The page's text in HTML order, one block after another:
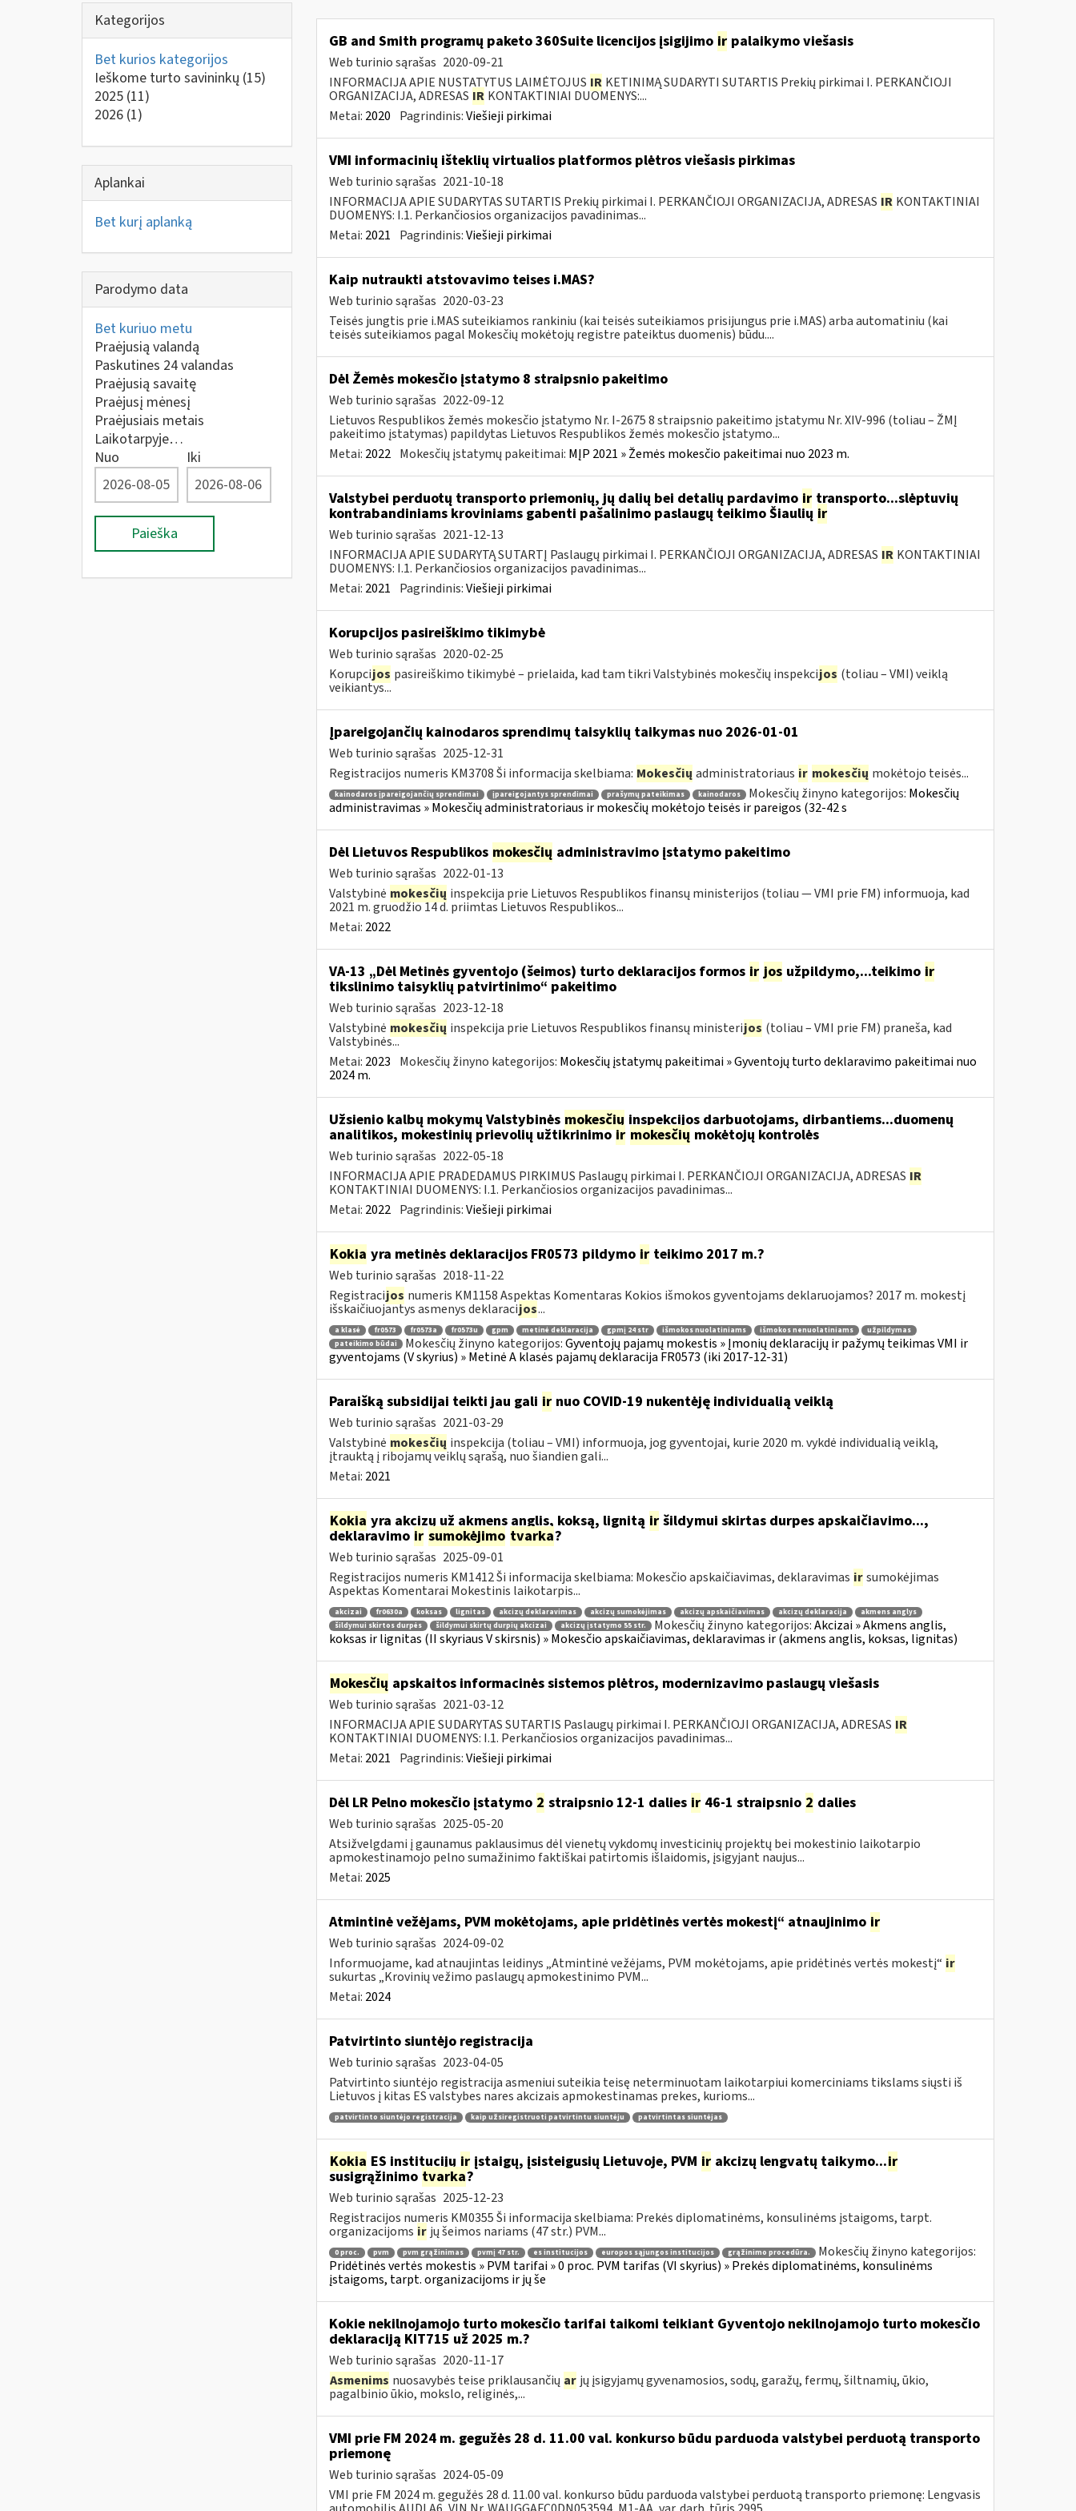
Kategorijos
Bet kurios kategorijos
Ieškome turto savininkų (15)
2025 (11)
2026 (1)
Aplankai
Bet kurį aplanką
Parodymo data
Bet kuriuo metu
Praėjusią valandą
Paskutines 24 valandas
Praėjusią savaitę
Praėjusį mėnesį
Praėjusiais metais
Laikotarpyje…
Nuo
Iki
Paieška
GB and Smith programų paketo 360Suite licencijos įsigijimo irpalaikymo viešasis
Web turinio sąrašas 2020-09-21
INFORMACIJA APIE NUSTATYTUS LAIMĖTOJUS IR KETINIMĄ SUDARYTI SUTARTIS Prekių pirkimai I. PERKANČIOJI
ORGANIZACIJA, ADRESAS IR KONTAKTINIAI DUOMENYS:...
Metai: 2020 Pagrindinis:Viešieji pirkimai
VMI informacinių išteklių virtualios platformos plėtros viešasis pirkimas
Web turinio sąrašas 2021-10-18
INFORMACIJA APIE SUDARYTAS SUTARTIS Prekių pirkimai I. PERKANČIOJI ORGANIZACIJA, ADRESAS IR KONTAKTINIAI
DUOMENYS: I.1. Perkančiosios organizacijos pavadinimas...
Metai: 2021 Pagrindinis:Viešieji pirkimai
Kaip nutraukti atstovavimo teises i.MAS?
Web turinio sąrašas 2020-03-23
Teisės jungtis prie i.MAS suteikiamos rankiniu (kai teisės suteikiamos prisijungus prie i.MAS) arba automatiniu (kai
teisės suteikiamos pagal Mokesčių mokėtojų registre pateiktus duomenis) būdu....
Dėl Žemės mokesčio įstatymo 8 straipsnio pakeitimo
Web turinio sąrašas 2022-09-12
Lietuvos Respublikos žemės mokesčio įstatymo Nr. I-2675 8 straipsnio pakeitimo įstatymu Nr. XIV-996 (toliau – ŽMĮ
pakeitimo įstatymas) papildytas Lietuvos Respublikos žemės mokesčio įstatymo...
Metai: 2022 Mokesčių įstatymų pakeitimai: MĮP 2021 » Žemės mokesčio pakeitimai nuo 2023 m.
Valstybei perduotų transporto priemonių, jų dalių bei detalių pardavimo irtransporto...slėptuvių
kontrabandiniams kroviniams gabenti pašalinimo paslaugų teikimo Šiaulių ir
Web turinio sąrašas 2021-12-13
INFORMACIJA APIE SUDARYTĄ SUTARTĮ Paslaugų pirkimai I. PERKANČIOJI ORGANIZACIJA, ADRESAS IR KONTAKTINIAI
DUOMENYS: I.1. Perkančiosios organizacijos pavadinimas...
Metai: 2021 Pagrindinis:Viešieji pirkimai
Korupcijos pasireiškimo tikimybė
Web turinio sąrašas 2020-02-25
Korupcijos pasireiškimo tikimybė – prielaida, kad tam tikri Valstybinės mokesčių inspekcijos (toliau – VMI) veiklą
veikiantys...
Įpareigojančių kainodaros sprendimų taisyklių taikymas nuo 2026-01-01
Web turinio sąrašas 2025-12-31
Registracijos numeris KM3708 Ši informacija skelbiama: Mokesčių administratoriaus ir mokesčių mokėtojo teisės...
kainodaros įpareigojančių sprendimai įpareigojantys sprendimai prašymų pateikimas kainodaros Mokesčių žinyno kategorijos: Mokesčių
administravimas » Mokesčių administratoriaus ir mokesčių mokėtojo teisės ir pareigos (32-42 s
Dėl Lietuvos Respublikos mokesčių administravimo įstatymo pakeitimo
Web turinio sąrašas 2022-01-13
Valstybinė mokesčių inspekcija prie Lietuvos Respublikos finansų ministerijos (toliau — VMI prie FM) informuoja, kad
2021 m. gruodžio 14 d. priimtas Lietuvos Respublikos...
Metai: 2022
VA-13 „Dėl Metinės gyventojo (šeimos) turto deklaracijos formos ir jos užpildymo,...teikimo ir
tikslinimo taisyklių patvirtinimo“ pakeitimo
Web turinio sąrašas 2023-12-18
Valstybinė mokesčių inspekcija prie Lietuvos Respublikos finansų ministerijos (toliau – VMI prie FM) praneša, kad
Valstybinės...
Metai: 2023 Mokesčių žinyno kategorijos: Mokesčių įstatymų pakeitimai » Gyventojų turto deklaravimo pakeitimai nuo
2024 m.
Užsienio kalbų mokymų Valstybinės mokesčiųinspekcijos darbuotojams, dirbantiems...duomenų
analitikos, mokestinių prievolių užtikrinimoir mokesčių mokėtojų kontrolės
Web turinio sąrašas 2022-05-18
INFORMACIJA APIE PRADEDAMUS PIRKIMUS Paslaugų pirkimai I. PERKANČIOJI ORGANIZACIJA, ADRESAS IR
KONTAKTINIAI DUOMENYS: I.1. Perkančiosios organizacijos pavadinimas...
Metai: 2022 Pagrindinis:Viešieji pirkimai
Kokia yra metinės deklaracijos FR0573 pildymo irteikimo 2017 m.?
Web turinio sąrašas 2018-11-22
Registracijos numeris KM1158 Aspektas Komentaras Kokios išmokos gyventojams deklaruojamos? 2017 m. mokestį
išskaičiuojantys asmenys deklaracijos...
a klasė fr0573 fr0573a fr0573u gpm metinė deklaracija gpmį 24 str išmokos nuolatiniams išmokos nenuolatiniams
užpildymas
pateikimo būdai
Mokesčių žinyno kategorijos:Gyventojų pajamų mokestis » Įmonių deklaracijų ir pažymų teikimas VMI ir
gyventojams (V skyrius) » Metinė A klasės pajamų deklaracija FR0573 (iki 2017-12-31)
Paraišką subsidijai teikti jau gali irnuo COVID-19 nukentėję individualią veiklą
Web turinio sąrašas 2021-03-29
Valstybinė mokesčių inspekcija (toliau – VMI) informuoja, jog gyventojai, kurie 2020 m. vykdė individualią veiklą,
įtrauktą į ribojamų veiklų sąrašą, nuo šiandien gali...
Metai: 2021
Kokia yra akcizų už akmens anglis, koksą, lignitą iršildymui skirtas durpes apskaičiavimo...,
deklaravimo ir sumokėjimo tvarka?
Web turinio sąrašas 2025-09-01
Registracijos numeris KM1412 Ši informacija skelbiama: Mokesčio apskaičiavimas, deklaravimas ir sumokėjimas
Aspektas Komentarai Mokestinis laikotarpis...
akcizai fr0630a koksas lignitas akcizų deklaravimas akcizų sumokėjimas akcizų apskaičiavimas akcizų deklaracija
akmens anglys
šildymui skirtos durpės
šildymui skirtų durpių akcizai akcizų įstatymo 55 str. Mokesčių žinyno kategorijos:Akcizai » Akmens anglis,
koksas ir lignitas (II skyriaus V skirsnis) » Mokesčio apskaičiavimas, deklaravimas ir (akmens anglis, koksas, lignitas)
Mokesčių apskaitos informacinės sistemos plėtros, modernizavimo paslaugų viešasis
Web turinio sąrašas 2021-03-12
INFORMACIJA APIE SUDARYTAS SUTARTIS Paslaugų pirkimai I. PERKANČIOJI ORGANIZACIJA, ADRESAS IR
KONTAKTINIAI DUOMENYS: I.1. Perkančiosios organizacijos pavadinimas...
Metai: 2021 Pagrindinis:Viešieji pirkimai
Dėl LR Pelno mokesčio įstatymo 2 straipsnio 12-1 dalies ir46-1 straipsnio 2 dalies
Web turinio sąrašas 2025-05-20
Atsižvelgdami į gaunamus paklausimus dėl vienetų vykdomų investicinių projektų bei mokestinio laikotarpio
apmokestinamojo pelno sumažinimo faktiškai patirtomis išlaidomis, įsigyjant naujus...
Metai: 2025
Atmintinė vežėjams, PVM mokėtojams, apie pridėtinės vertės mokestį“ atnaujinimo ir
Web turinio sąrašas 2024-09-02
Informuojame, kad atnaujintas leidinys „Atmintinė vežėjams, PVM mokėtojams, apie pridėtinės vertės mokestį“ ir
sukurtas „Krovinių vežimo paslaugų apmokestinimo PVM...
Metai: 2024
Patvirtinto siuntėjo registracija
Web turinio sąrašas 2023-04-05
Patvirtinto siuntėjo registracija asmeniui suteikia teisę neterminuotam laikotarpiui komerciniams tikslams siųsti iš
Lietuvos į kitas ES valstybes nares akcizais apmokestinamas prekes, kurioms...
patvirtinto siuntėjo registracija kaip užsiregistruoti patvirtintu siuntėju patvirtintas siuntėjas
Kokia ES institucijųirįstaigų, įsisteigusių Lietuvoje, PVM irakcizų lengvatų taikymo...ir
susigrąžinimo tvarka?
Web turinio sąrašas 2025-12-23
Registracijos numeris KM0355 Ši informacija skelbiama: Prekės diplomatinėms, konsulinėms įstaigoms, tarpt.
organizacijoms ir jų šeimos nariams (47 str.) PVM...
0 proc. pvm pvm grąžinimas pvmį 47 str. es institucijos europos sąjungos institucijos grąžinimo procedūra.
Mokesčių žinyno kategorijos:
Pridėtinės vertės mokestis » PVM tarifai » 0 proc. PVM tarifas (VI skyrius) » Prekės diplomatinėms, konsulinėms
įstaigoms, tarpt. organizacijoms ir jų še
Kokie nekilnojamojo turto mokesčio tarifai taikomi teikiant Gyventojo nekilnojamojo turto mokesčio
deklaraciją KIT715 už 2025 m.?
Web turinio sąrašas 2020-11-17
Asmenims nuosavybės teise priklausančių ar jų įsigyjamų gyvenamosios, sodų, garažų, fermų, šiltnamių, ūkio,
pagalbinio ūkio, mokslo, religinės,...
VMI prie FM 2024 m. gegužės 28 d. 11.00 val. konkurso būdu parduoda valstybei perduotą transporto
priemonę
Web turinio sąrašas 2024-05-09
VMI prie FM 2024 m. gegužės 28 d. 11.00 val. konkurso būdu parduoda valstybei perduotą transporto priemonę: Lengvasis